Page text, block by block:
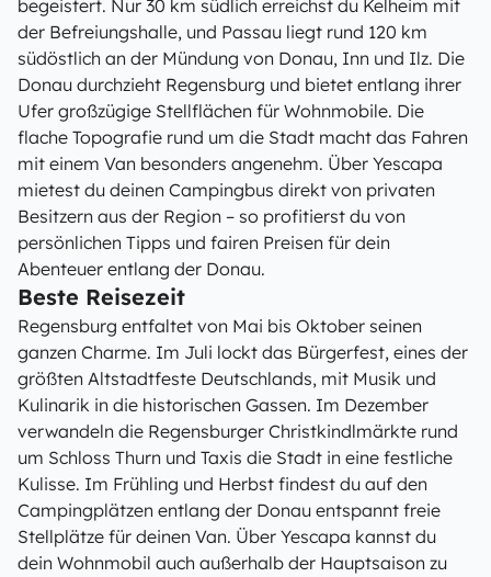
begeistert. Nur 30 km südlich erreichst du Kelheim mit
der Befreiungshalle, und Passau liegt rund 120 km
südöstlich an der Mündung von Donau, Inn und Ilz. Die
Donau durchzieht Regensburg und bietet entlang ihrer
Ufer großzügige Stellflächen für Wohnmobile. Die
flache Topografie rund um die Stadt macht das Fahren
mit einem Van besonders angenehm. Über Yescapa
mietest du deinen Campingbus direkt von privaten
Besitzern aus der Region – so profitierst du von
persönlichen Tipps und fairen Preisen für dein
Abenteuer entlang der Donau.
Beste Reisezeit
Regensburg entfaltet von Mai bis Oktober seinen
ganzen Charme. Im Juli lockt das Bürgerfest, eines der
größten Altstadtfeste Deutschlands, mit Musik und
Kulinarik in die historischen Gassen. Im Dezember
verwandeln die Regensburger Christkindlmärkte rund
um Schloss Thurn und Taxis die Stadt in eine festliche
Kulisse. Im Frühling und Herbst findest du auf den
Campingplätzen entlang der Donau entspannt freie
Stellplätze für deinen Van. Über Yescapa kannst du
dein Wohnmobil auch außerhalb der Hauptsaison zu